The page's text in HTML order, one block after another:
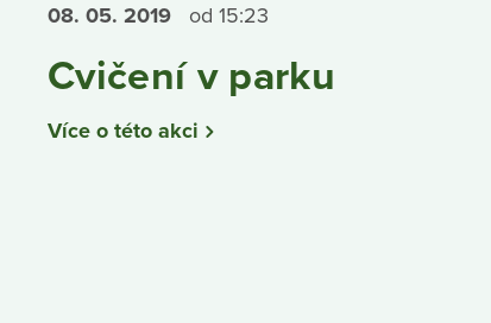
08. 05. 2019 od 15:23
Cvičení v parku
Více o této akci